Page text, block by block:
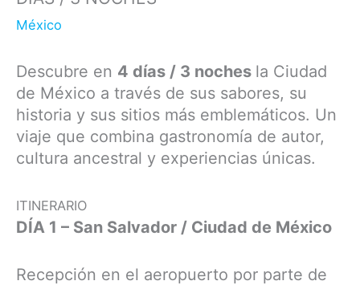
México
Descubre en 4 días / 3 noches la Ciudad
de México a través de sus sabores, su
historia y sus sitios más emblemáticos. Un
viaje que combina gastronomía de autor,
cultura ancestral y experiencias únicas.
ITINERARIO
DÍA 1 – San Salvador / Ciudad de México
Recepción en el aeropuerto por parte de